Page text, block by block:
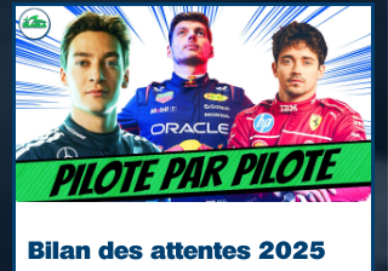
Bilan des attentes 2025